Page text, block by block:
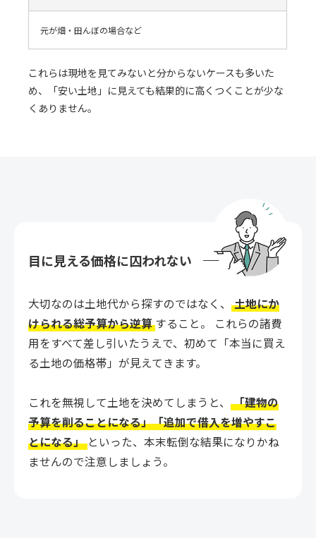
元が畑・田んぼの場合など
これらは現地を見てみないと分からないケースも多いた
め、「安い土地」に見えても結果的に高くつくことが少な
くありません。
目に見える価格に囚われない
大切なのは土地代から探すのではなく、土地にか
けられる総予算から逆算 すること。 これらの諸費
用をすべて差し引いたうえで、初めて「本当に買え
る土地の価格帯」が見えてきます。
これを無視して土地を決めてしまうと、「建物の
予算を削ることになる」「追加で借入を増やすこ
とになる」 といった、本末転倒な結果になりかね
ませんので注意しましょう。